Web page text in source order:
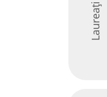
Laureați